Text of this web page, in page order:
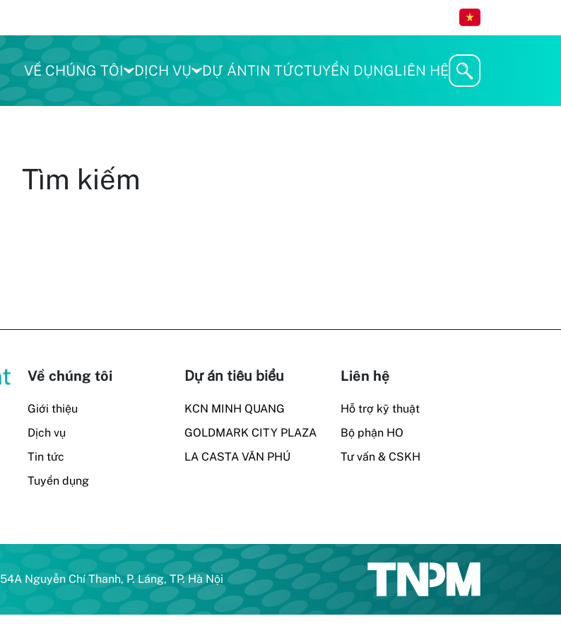
VỀ CHÚNG TÔI DỊCH VỤ DỰ ÁNTIN TỨCTUYỂN DỤNGLIÊN HỆ
Tìm kiếm
Về chúng tôi
Giới thiệu
Dịch vụ
Tin tức
Tuyển dụng
Dự án tiêu biểu
KCN MINH QUANG
GOLDMARK CITY PLAZA
LA CASTA VĂN PHÚ
Liên hệ
Hỗ trợ kỹ thuật
Bộ phận HO
Tư vấn & CSKH
54A Nguyễn Chí Thanh, P. Láng, TP. Hà Nội